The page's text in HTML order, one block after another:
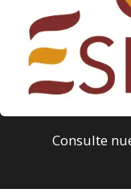
Consulte